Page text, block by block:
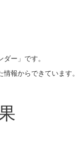
ー」です。
報からできていま